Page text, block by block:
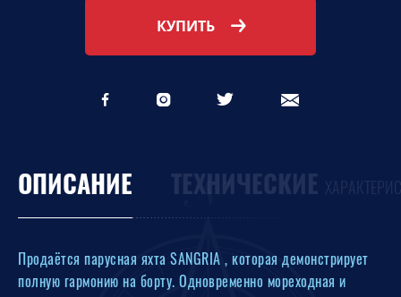
КУПИТЬ
ОПИСАНИЕ ТЕХНИЧЕСКИЕ
Продаётся парусная яхта SANGRIA , которая демонстрирует
полную гармонию на борту. Одновременно мореходная и